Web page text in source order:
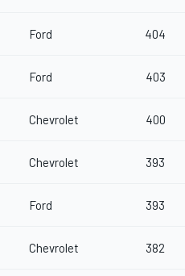
Ford 404
Ford 403
Chevrolet 400
Chevrolet 393
Ford 393
Chevrolet 382